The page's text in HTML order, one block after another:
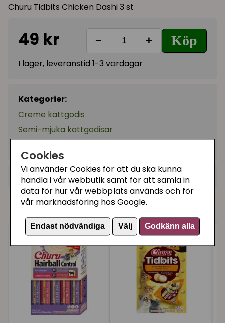
Cookies
Vi använder Cookies för att du ska kunna
handla i vår webbutik samt för att samla in
data för hur vår webbplats används och för
vår marknadsföring hos Google.
Endast nödvändiga Välj Godkänn alla
Churu Tidbits Chicken Dashi 3 st
49 kr − + Köp
I lager, leveranstid 1-3 vardagar
Kategorier:
Creme kattgodis
Semi-mjuka kattgodisar
Recensioner (1)
Sofia
Alla mina 5 katter älskar den
Våra kunder köpte även